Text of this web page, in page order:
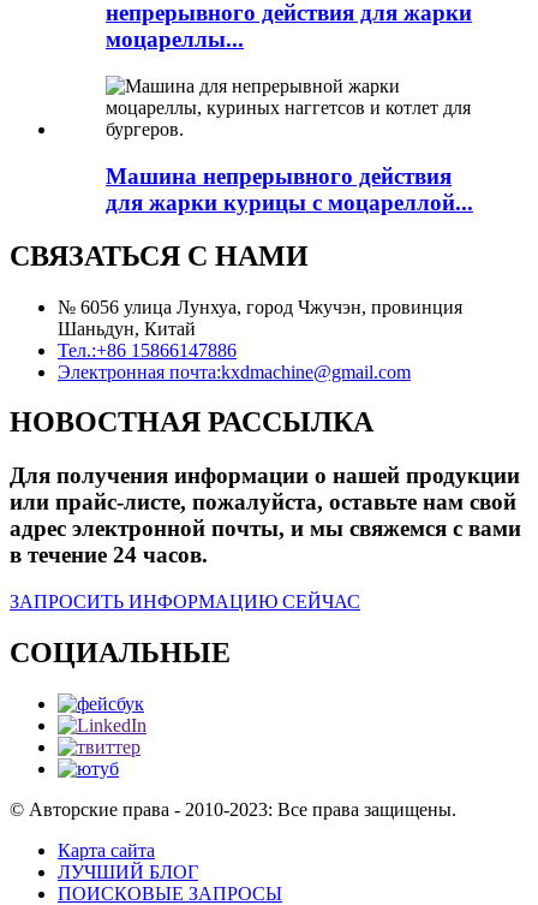
непрерывного действия для жарки
моцареллы...
Машина непрерывного действия
для жарки курицы с моцареллой...
СВЯЗАТЬСЯ С НАМИ
№ 6056 улица Лунхуа, город Чжучэн, провинция
Шаньдун, Китай
Тел.:+86 15866147886
Электронная почта:kxdmachine@gmail.com
НОВОСТНАЯ РАССЫЛКА
Для получения информации о нашей продукции
или прайс-листе, пожалуйста, оставьте нам свой
адрес электронной почты, и мы свяжемся с вами
в течение 24 часов.
ЗАПРОСИТЬ ИНФОРМАЦИЮ СЕЙЧАС
СОЦИАЛЬНЫЕ
© Авторские права - 2010-2023: Все права защищены.
Карта сайта
ЛУЧШИЙ БЛОГ
ПОИСКОВЫЕ ЗАПРОСЫ